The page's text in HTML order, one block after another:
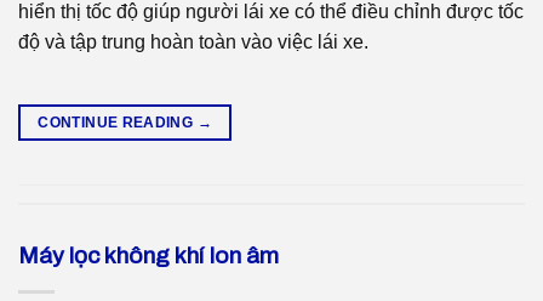
hiển thị tốc độ giúp người lái xe có thể điều chỉnh được tốc
độ và tập trung hoàn toàn vào việc lái xe.
CONTINUE READING →
Máy lọc không khí Ion âm